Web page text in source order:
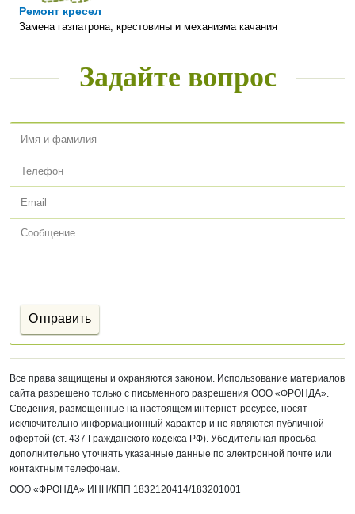
Ремонт кресел
Замена газпатрона, крестовины и механизма качания
Задайте вопрос
Все права защищены и охраняются законом. Использование материалов
сайта разрешено только с письменного разрешения ООО «ФРОНДА».
Сведения, размещенные на настоящем интернет-ресурсе, носят
исключительно информационный характер и не являются публичной
офертой (ст. 437 Гражданского кодекса РФ). Убедительная просьба
дополнительно уточнять указанные данные по электронной почте или
контактным телефонам.
ООО «ФРОНДА» ИНН/КПП 1832120414/183201001